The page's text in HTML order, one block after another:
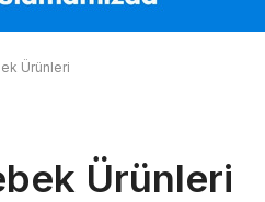
Ürünleri
Ürünleri